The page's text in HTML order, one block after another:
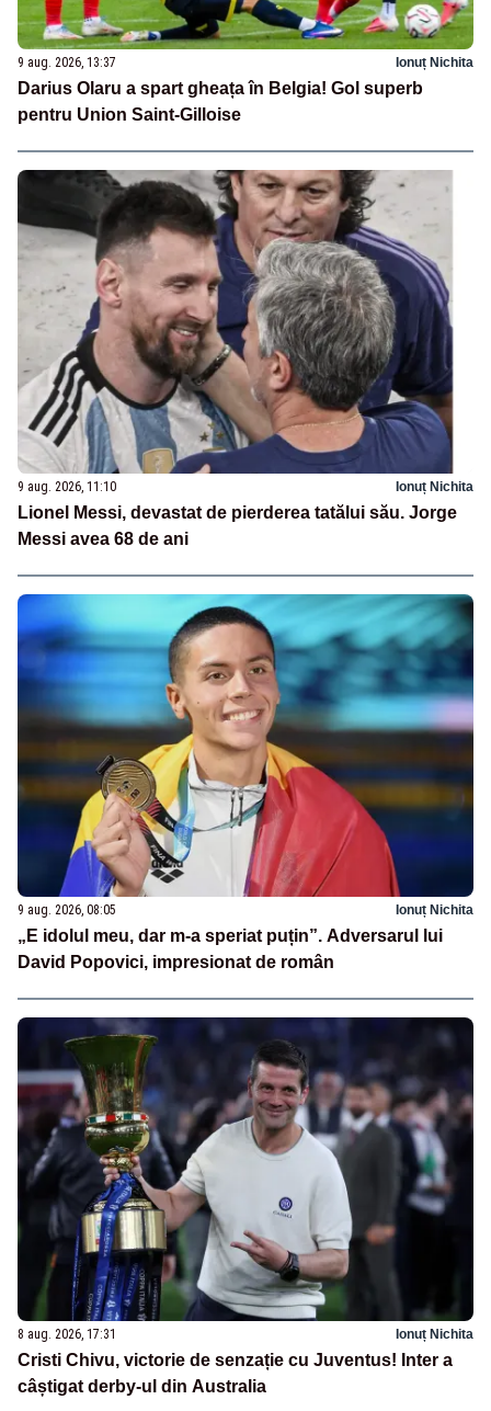
9 aug. 2026, 13:37 Ionuț Nichita
Darius Olaru a spart gheața în Belgia! Gol superb
pentru Union Saint-Gilloise
9 aug. 2026, 11:10 Ionuț Nichita
Lionel Messi, devastat de pierderea tatălui său. Jorge
Messi avea 68 de ani
9 aug. 2026, 08:05 Ionuț Nichita
„E idolul meu, dar m-a speriat puțin”. Adversarul lui
David Popovici, impresionat de român
8 aug. 2026, 17:31 Ionuț Nichita
Cristi Chivu, victorie de senzație cu Juventus! Inter a
câștigat derby-ul din Australia